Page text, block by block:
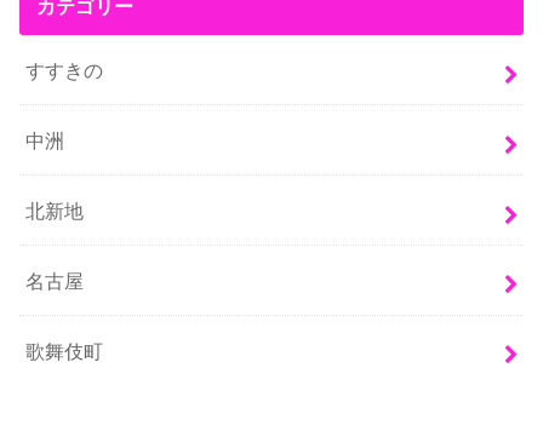
カテゴリー
すすきの
中洲
北新地
名古屋
歌舞伎町